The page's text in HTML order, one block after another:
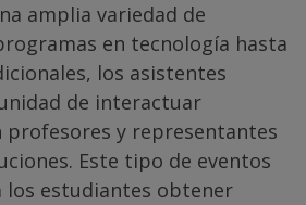
amplia variedad de
en tecnología hasta
los asistentes
de interactuar
y representantes
Este tipo de eventos
los estudiantes obtener